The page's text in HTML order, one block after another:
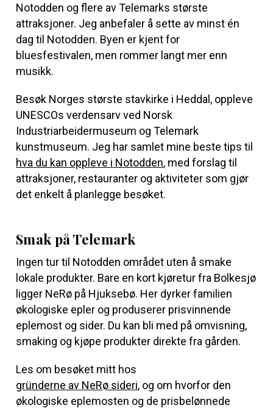
Notodden og flere av Telemarks største
attraksjoner. Jeg anbefaler å sette av minst én
dag til Notodden. Byen er kjent for
bluesfestivalen, men rommer langt mer enn
musikk.
Besøk Norges største stavkirke i Heddal, oppleve
UNESCOs verdensarv ved Norsk
Industriarbeidermuseum og Telemark
kunstmuseum. Jeg har samlet mine beste tips til
hva du kan oppleve i Notodden, med forslag til
attraksjoner, restauranter og aktiviteter som gjør
det enkelt å planlegge besøket.
Smak på Telemark
Ingen tur til Notodden området uten å smake
lokale produkter. Bare en kort kjøretur fra Bolkesjø
ligger NeRø på Hjuksebø. Her dyrker familien
økologiske epler og produserer prisvinnende
eplemost og sider. Du kan bli med på omvisning,
smaking og kjøpe produkter direkte fra gården.
Les om besøket mitt hos
gründerne av NeRø sideri, og om hvorfor den
økologiske eplemosten og de prisbelønnede